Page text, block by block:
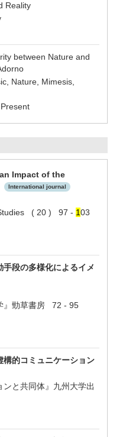
Reality
between Nature and
Nature, Mimesis,
Present
Impact of the
International journal
( 20 ) 97 - 103
段の多様化によるイメ
』勁草書房 72 - 95
的コミュニケーション
と共同体』九州大学出